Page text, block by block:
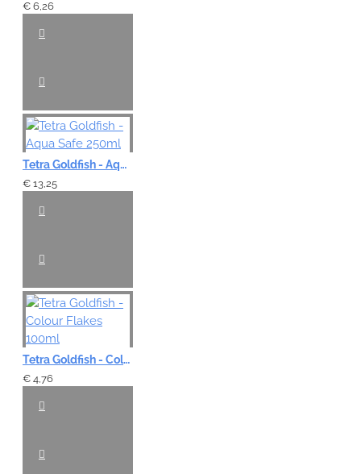
€ 6,26
Tetra Goldfish - Aqua Safe 250ml
€ 13,25
Tetra Goldfish - Colour Flakes 100ml
€ 4,76